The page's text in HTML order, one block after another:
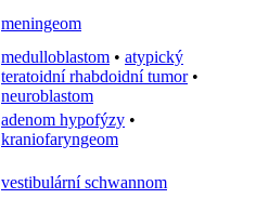
meningeom
medulloblastom • atypický
teratoidní rhabdoidní tumor•
neuroblastom
adenom hypofýzy •
kraniofaryngeom
vestibulární schwannom